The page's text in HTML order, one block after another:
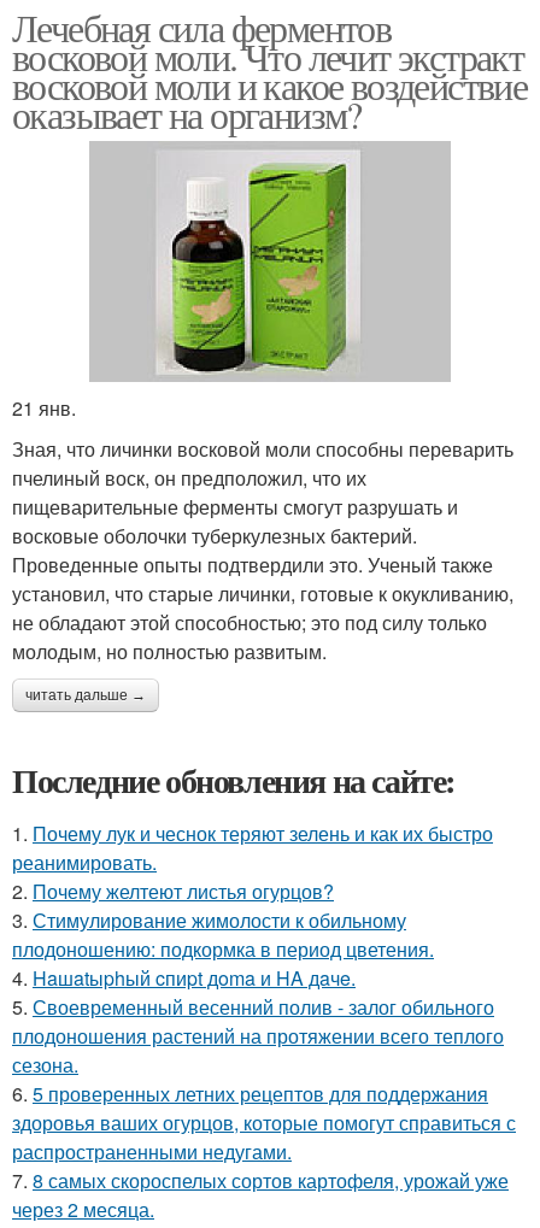
Лечебная сила ферментов
восковой моли. Что лечит экстракт
восковой моли и какое воздействие
оказывает на организм?
21 янв.
Зная, что личинки восковой моли способны переварить
пчелиный воск, он предположил, что их
пищеварительные ферменты смогут разрушать и
восковые оболочки туберкулезных бактерий.
Проведенные опыты подтвердили это. Ученый также
установил, что старые личинки, готовые к окукливанию,
не обладают этой способностью; это под силу только
молодым, но полностью развитым.
читать дальше →
Последние обновления на сайте:
1. Почему лук и чеснок теряют зелень и как их быстро
реанимировать.
2. Почему желтеют листья огурцов?
3. Стимулирование жимолости к обильному
плодоношению: подкормка в период цветения.
4. Haшatыphый cпиpt дoma и HA дaчe.
5. Своевременный весенний полив - залог обильного
плодоношения растений на протяжении всего теплого
сезона.
6. 5 проверенных летних рецептов для поддержания
здоровья ваших огурцов, которые помогут справиться с
распространенными недугами.
7. 8 самых скороспелых сортов картофеля, урожай уже
через 2 месяца.